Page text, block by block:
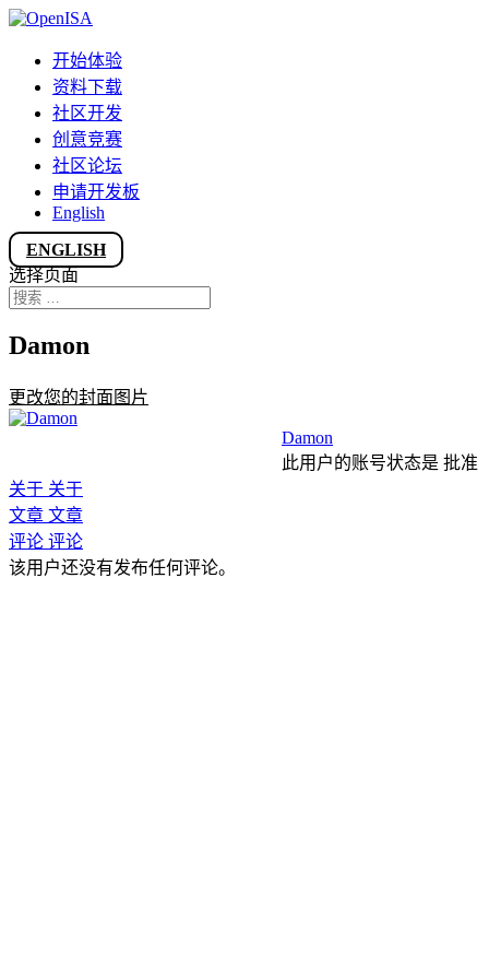
开始体验
资料下载
社区开发
创意竞赛
社区论坛
申请开发板
English
ENGLISH
选择页面
Damon
更改您的封面图片
Damon
此用户的账号状态是 批准
关于 关于
文章 文章
评论 评论
该用户还没有发布任何评论。